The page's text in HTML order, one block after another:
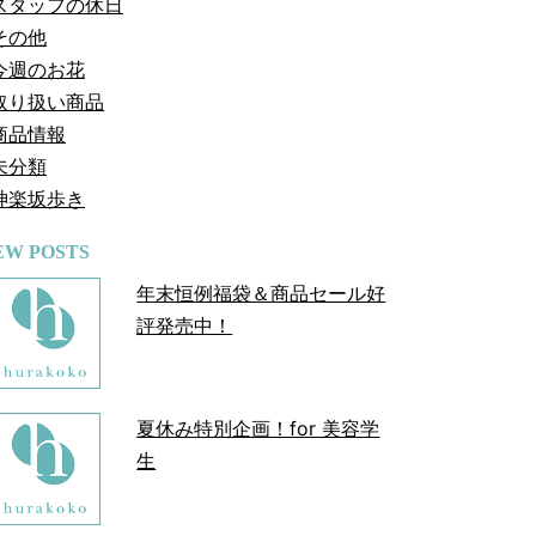
タッフの休日
の他
週のお花
り扱い商品
品情報
分類
楽坂歩き
POSTS
年末恒例福袋＆商品セール好
評発売中！
夏休み特別企画！for 美容学
生